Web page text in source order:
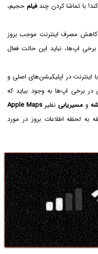
با تماشا کردن چندفیلم حجیم،
مصرف اینترنت موجب بروز
اپ‌ها، نباید این حالت فعال
اینترنت در اپلیکیشن‌های اصلی و
در برخی اپ‌ها به وجود بیاید که
و مسیریابینظیرApple Maps‌
لحظه اطلاعات بروز در مورد